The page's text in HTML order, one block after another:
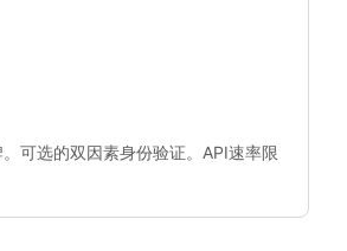
可选的双因素身份验证。API速率限